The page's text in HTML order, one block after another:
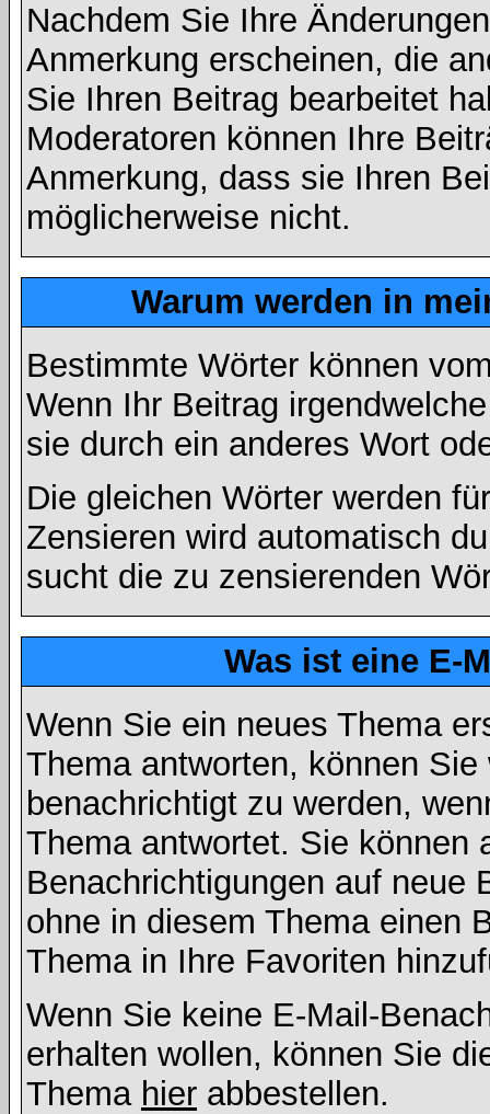
Nachdem Sie Ihre
Anmerkung erscheinen, die
Sie Ihren Beitrag bearbeitet
Moderatoren können Ihre
Anmerkung, dass sie Ihren
möglicherweise nicht.
Warum werden in
Bestimmte Wörter können
Wenn Ihr Beitrag
sie durch ein anderes Wort
Die gleichen Wörter werden
Zensieren wird automatisch
sucht die zu zensierenden
Was ist eine E-
Wenn Sie ein neues Thema
Thema antworten, können
benachrichtigt zu werden,
Thema antwortet. Sie können
Benachrichtigungen auf neue
ohne in diesem Thema einen
Thema in Ihre Favoriten
Wenn Sie keine E-Mail-
erhalten wollen, können Sie
Thema hier abbestellen.